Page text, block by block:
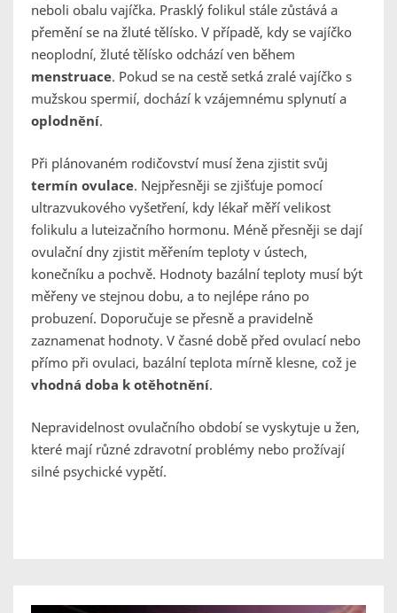
neboli obalu vajíčka. Prasklý folikul stále zůstává a
přemění se na žluté tělísko. V případě, kdy se vajíčko
neoplodní, žluté tělísko odchází ven během
menstruace. Pokud se na cestě setká zralé vajíčko s
mužskou spermií, dochází k vzájemnému splynutí a
oplodnění.
Při plánovaném rodičovství musí žena zjistit svůj
termín ovulace. Nejpřesněji se zjišťuje pomocí
ultrazvukového vyšetření, kdy lékař měří velikost
folikulu a luteizačního hormonu. Méně přesněji se dají
ovulační dny zjistit měřením teploty v ústech,
konečníku a pochvě. Hodnoty bazální teploty musí být
měřeny ve stejnou dobu, a to nejlépe ráno po
probuzení. Doporučuje se přesně a pravidelně
zaznamenat hodnoty. V časné době před ovulací nebo
přímo při ovulaci, bazální teplota mírně klesne, což je
vhodná doba k otěhotnění.
Nepravidelnost ovulačního období se vyskytuje u žen,
které mají různé zdravotní problémy nebo prožívají
silné psychické vypětí.